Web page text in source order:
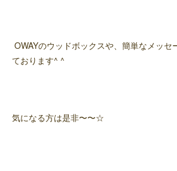
OWAYのウッドボックスや、簡単なメッセ
ております^ ^
気になる方は是非〜〜☆